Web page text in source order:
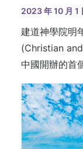
2023 年 10 月 1
建道神學院明
(Christian
中國開辦的首